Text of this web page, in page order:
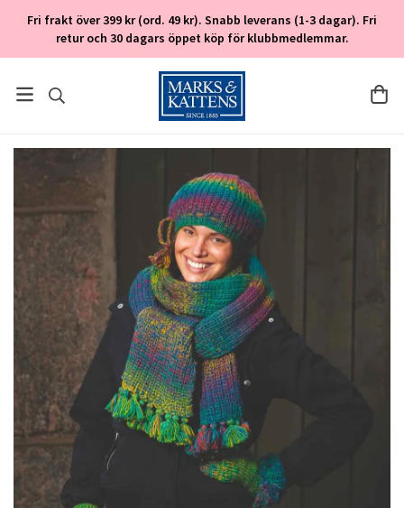
Fri frakt över 399 kr (ord. 49 kr). Snabb leverans (1-3 dagar). Fri
retur och 30 dagars öppet köp för klubbmedlemmar.